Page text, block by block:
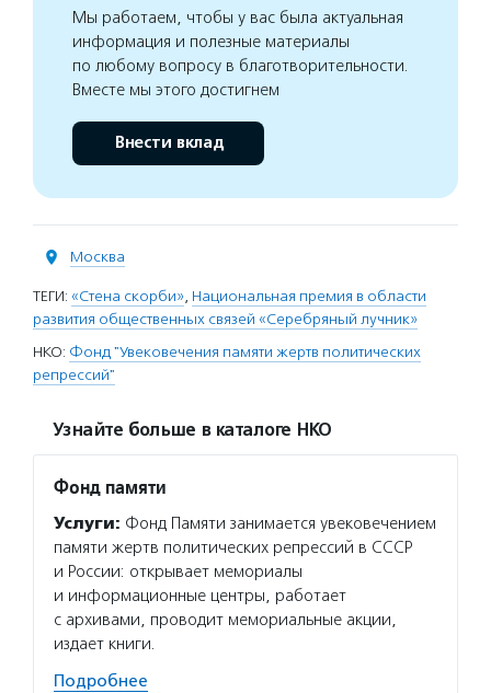
Мы работаем, чтобы у вас была актуальная
информация и полезные материалы
по любому вопросу в благотворительности.
Вместе мы этого достигнем
Внести вклад
Москва
ТЕГИ: «Стена скорби», Национальная премия в области
развития общественных связей «Серебряный лучник»
НКО: Фонд "Увековечения памяти жертв политических
репрессий"
Узнайте больше в каталоге НКО
Фонд памяти
Услуги: Фонд Памяти занимается увековечением
памяти жертв политических репрессий в СССР
и России: открывает мемориалы
и информационные центры, работает
с архивами, проводит мемориальные акции,
издает книги.
Подробнее